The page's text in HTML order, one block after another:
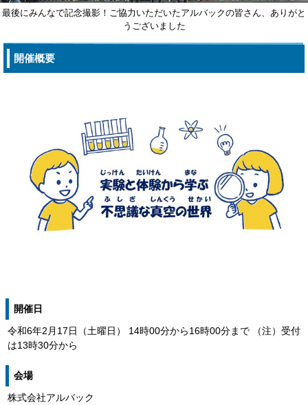
最後にみんなで記念撮影！ご協力いただいたアルバックの皆さん、ありがと
うございました
開催概要
開催日
令和6年2月17日（土曜日） 14時00分から16時00分まで （注）受付
は13時30分から
会場
株式会社アルバック